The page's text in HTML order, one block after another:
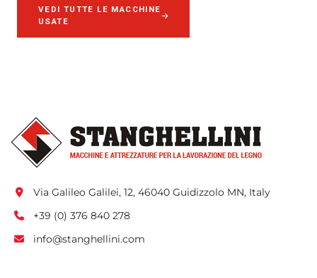
VEDI TUTTE LE MACCHINE
USATE
Via Galileo Galilei, 12, 46040 Guidizzolo MN, Italy
+39 (0) 376 840 278
info@stanghellini.com